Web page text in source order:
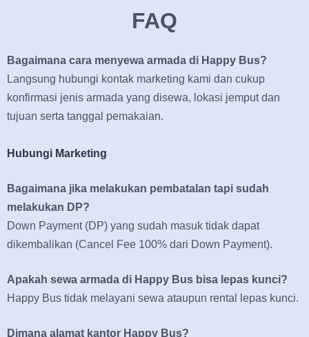
FAQ
Bagaimana cara menyewa armada di Happy Bus?
Langsung hubungi kontak marketing kami dan cukup
konfirmasi jenis armada yang disewa, lokasi jemput dan
tujuan serta tanggal pemakaian.
Hubungi Marketing
Bagaimana jika melakukan pembatalan tapi sudah
melakukan DP?
Down Payment (DP) yang sudah masuk tidak dapat
dikembalikan (Cancel Fee 100% dari Down Payment).
Apakah sewa armada di Happy Bus bisa lepas kunci?
Happy Bus tidak melayani sewa ataupun rental lepas kunci.
Dimana alamat kantor Happy Bus?